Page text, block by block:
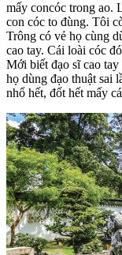
mấy concóc trong ao.
con cóc to đùng. Tôi
Trông có vẻ họ cùng
cao tay. Cái loài cóc
Mới biết đạo sĩ cao
họ dùng đạo thuật sai
nhổ hết, đốt hết mấy